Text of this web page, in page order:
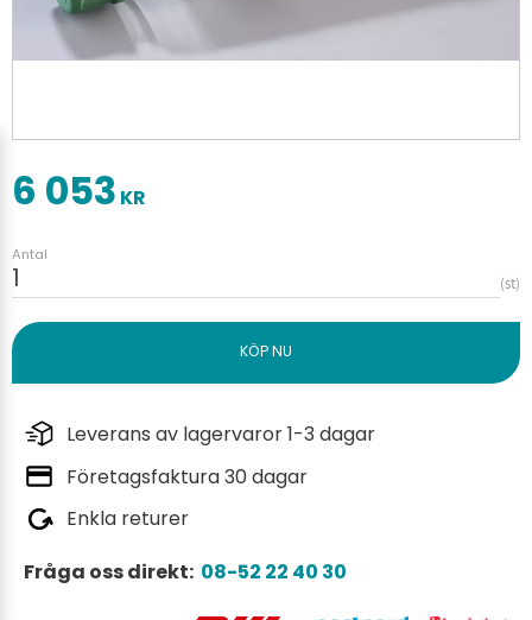
6 053 KR
Antal
st
Leverans av lagervaror 1-3 dagar
Företagsfaktura 30 dagar
Enkla returer
Fråga oss direkt: 08-52 22 40 30